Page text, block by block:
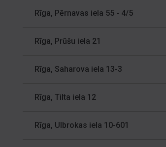
Rīga, Pērnavas iela 55 - 4/5
Rīga, Prūšu iela 21
Rīga, Saharova iela 13-3
Rīga, Tilta iela 12
Rīga, Ulbrokas iela 10-601